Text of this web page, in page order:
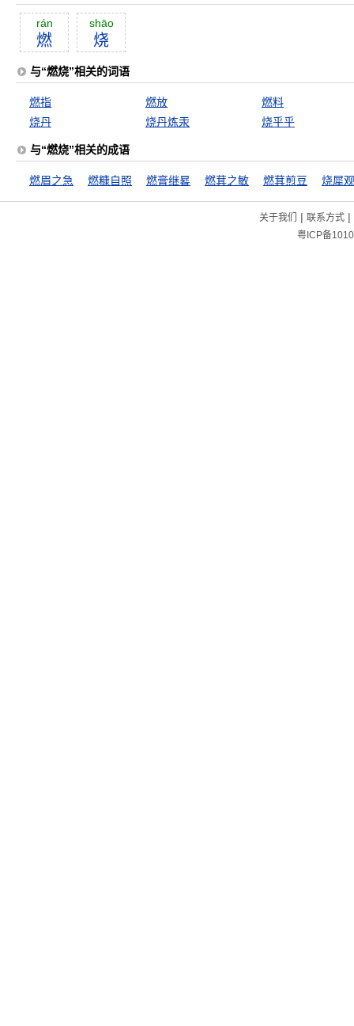
rán
燃
shāo
烧
与“燃烧”相关的词语
燃指 燃放
燃料
烧丹
烧丹炼汞 烧乎乎
与“燃烧”相关的成语
燃眉之急 燃糠自照 燃膏继晷 燃萁之敏 燃萁煎豆 烧犀
关于我们 | 联系方式|
粤ICP备